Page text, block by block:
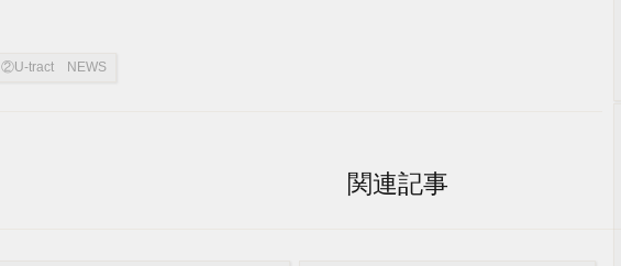
②U-tract NEWS
関連記事